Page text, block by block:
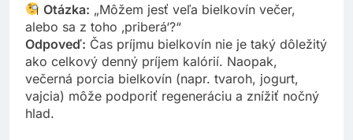
Otázka: „Môžem jesť veľa bielkovín večer,
alebo sa z toho ‚priberá‘?“
Odpoveď: Čas príjmu bielkovín nie je taký dôležitý
ako celkový denný príjem kalórií. Naopak,
večerná porcia bielkovín (napr. tvaroh, jogurt,
vajcia) môže podporiť regeneráciu a znížiť nočný
hlad.